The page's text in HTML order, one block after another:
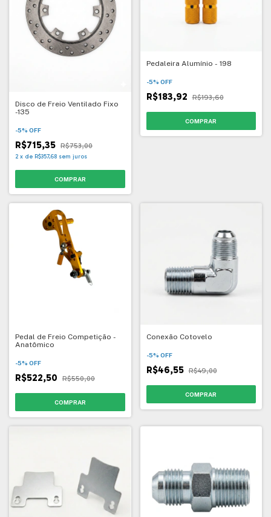
Disco de Freio Ventilado Fixo
-135
-5% OFF
R$715,35 R$753,00
2 x de R$357,68 sem juros
Pedaleira Alumínio - 198
-5% OFF
R$183,92 R$193,60
Pedal de Freio Competição -
Anatômico
-5% OFF
R$522,50 R$550,00
Conexão Cotovelo
-5% OFF
R$46,55 R$49,00